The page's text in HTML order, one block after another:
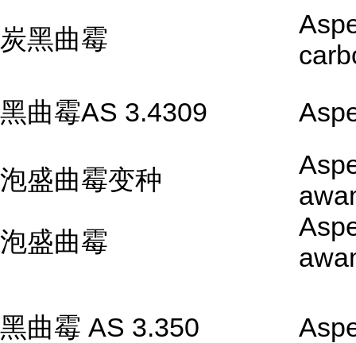
炭黑曲霉
黑曲霉AS 3.4309
泡盛曲霉变种
泡盛曲霉
黑曲霉 AS 3.350